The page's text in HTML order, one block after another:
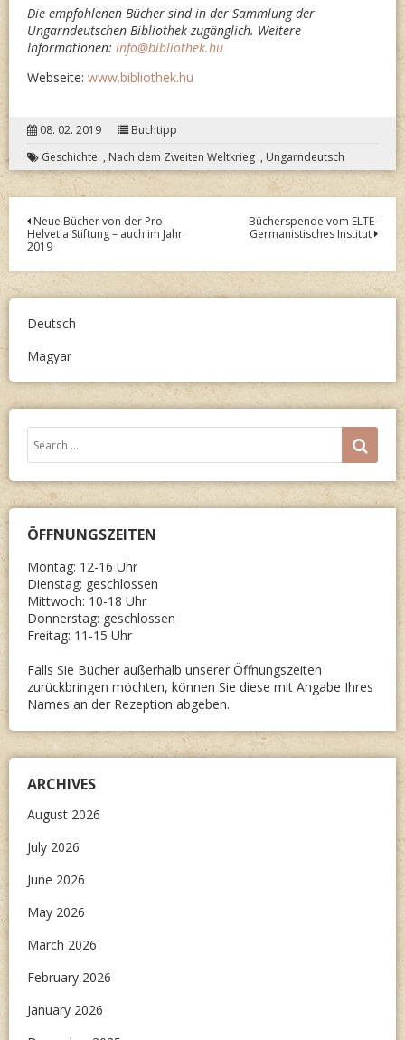
Die empfohlenen Bücher sind in der Sammlung der
Ungarndeutschen Bibliothek zugänglich. Weitere
Informationen: info@bibliothek.hu
Webseite: www.bibliothek.hu
08. 02. 2019
Buchtipp
Geschichte , Nach dem Zweiten Weltkrieg , Ungarndeutsch
Post
navigation
Neue Bücher von der Pro
Helvetia Stiftung – auch im Jahr
2019
Bücherspende vom ELTE-
Germanistisches Institut
Deutsch
Magyar
Search
for:
ÖFFNUNGSZEITEN
Montag: 12-16 Uhr
Dienstag: geschlossen
Mittwoch: 10-18 Uhr
Donnerstag: geschlossen
Freitag: 11-15 Uhr
Falls Sie Bücher außerhalb unserer Öffnungszeiten
zurückbringen möchten, können Sie diese mit Angabe Ihres
Names an der Rezeption abgeben.
ARCHIVES
August 2026
July 2026
June 2026
May 2026
March 2026
February 2026
January 2026